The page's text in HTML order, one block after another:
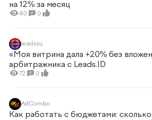
на 12% за месяц
40 0
leadssu
«Моя витрина дала +20% без
арбитражника c Leads.ID
72 0
AdCombo
Как работать с бюджетами: